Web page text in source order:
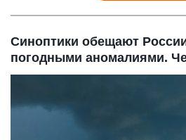
Синоптики обещают
погодными аномалиями.